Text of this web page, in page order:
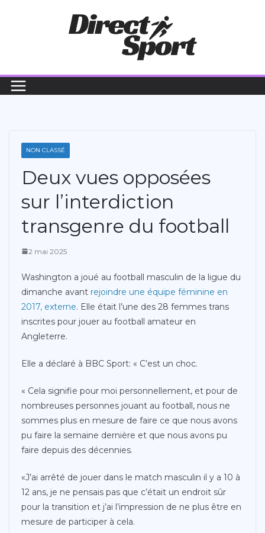
NON CLASSÉ
Deux vues opposées
sur l’interdiction
transgenre du football
2 mai 2025
Washington a joué au football masculin de la ligue du
dimanche avant rejoindre une équipe féminine en
2017, externe. Elle était l’une des 28 femmes trans
inscrites pour jouer au football amateur en
Angleterre.
Elle a déclaré à BBC Sport: « C’est un choc.
« Cela signifie pour moi personnellement, et pour de
nombreuses personnes jouant au football, nous ne
sommes plus en mesure de faire ce que nous avons
pu faire la semaine dernière et que nous avons pu
faire depuis des décennies.
«J’ai arrêté de jouer dans le match masculin il y a 10 à
12 ans, je ne pensais pas que c’était un endroit sûr
pour la transition et j’ai l’impression de ne plus être en
mesure de participer à cela.